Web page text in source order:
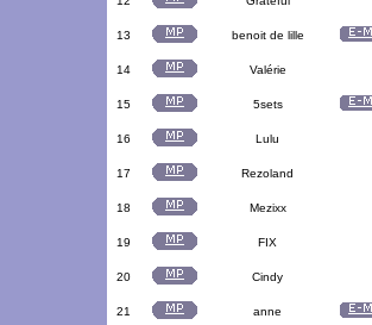
13 benoit de lille
14 Valérie
15 5sets
16 Lulu
17 Rezoland
18 Mezixx
19 FIX
20 Cindy
21 anne